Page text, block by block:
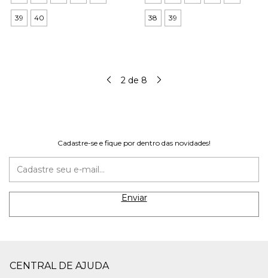
39 40 38 39
2 de 8
Cadastre-se e fique por dentro das novidades!
CENTRAL DE AJUDA